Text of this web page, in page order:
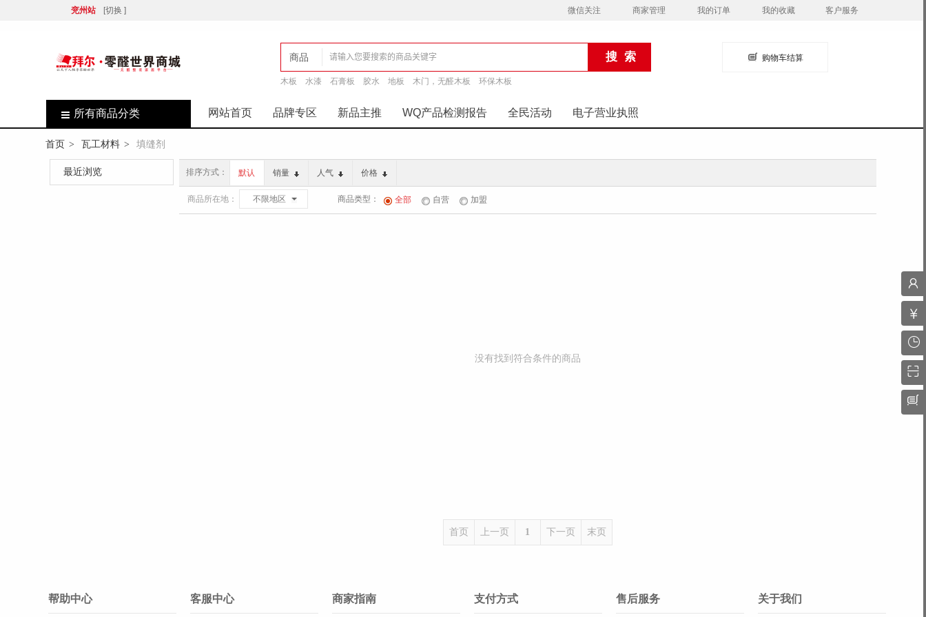
兖州站 [切换 ] 微信关注 商家管理 我的订单 我的收藏 客户服务
商品
店铺
木板 水漆 石膏板 胶水 地板 木门，无醛木板 环保木板
购物车结算
所有商品分类 网站首页 品牌专区 新品主推 WQ产品检测报告 全民活动 电子营业执照
首页 > 瓦工材料 > 填缝剂
最近浏览 排序方式： 默认 销量 人气 价格
商品所在地： 不限地区 商品类型： 全部 自营 加盟
没有找到符合条件的商品
首页 上一页 1 下一页 末页
帮助中心 客服中心 商家指南 支付方式 售后服务 关于我们